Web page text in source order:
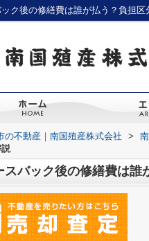
ック後の修繕費は誰が払う？負担
の不動産｜南国殖産株式会社 >
スバック後の修繕費は